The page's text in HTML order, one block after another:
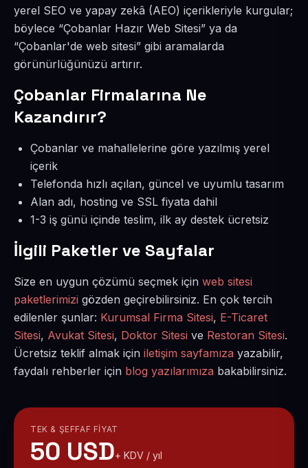
yerel SEO ve yapay zekâ (AEO) içerikleriyle kurgular;
böylece “Çobanlar Hazır Web Sitesi” ya da
“Çobanlar'de web sitesi” gibi aramalarda
görünürlüğünüzü artırır.
Çobanlar Firmalarına Ne
Kazandırır?
Çobanlar ve mahallelerine göre yazılmış yerel
içerik
Telefonda hızlı açılan, güncel ve uyumlu tasarım
Alan adı, hosting ve SSL fiyata dahil
1-3 iş günü içinde teslim, ilk ay destek ücretsiz
İlgili Paketler ve Sayfalar
Size en uygun çözümü seçmek için web sitesi
paketlerimizi gözden geçirebilirsiniz. En çok tercih
edilenler şunlar: Kurumsal Firma Sitesi, E-Ticaret
Sitesi, Avukat Sitesi, Doktor Sitesi ve Restoran Sitesi.
Ücretsiz teklif almak için iletişim sayfamıza yazabilir,
faydalı rehberler için blog yazılarımıza bakabilirsiniz.
TEK & ŞEFFAF FIYAT
50 USD+ KDV / yıl